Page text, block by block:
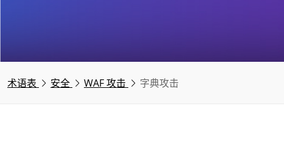
术语表 安全 WAF 攻击 字典攻击